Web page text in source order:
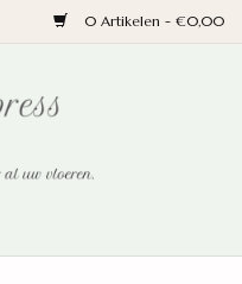
0 Artikelen - €0,00